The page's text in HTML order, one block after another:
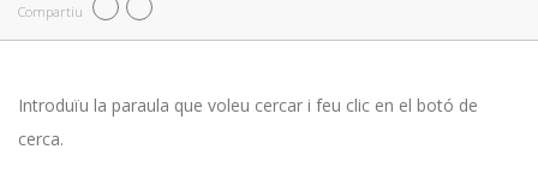
Compartiu
Introduïu la paraula que voleu cercar i feu clic en el botó de
cerca.